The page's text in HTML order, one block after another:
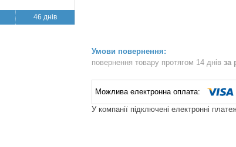
46 днів
повернення товару протягом 14 днів за
У компанії підключені електронні